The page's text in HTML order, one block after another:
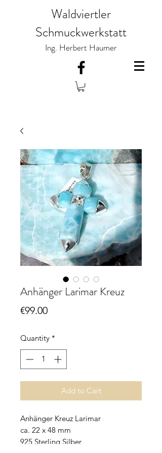
Waldviertler
Schmuckwerkstatt
Ing. Herbert Haumer
Anhänger Larimar Kreuz
€99.00Price
Quantity *
Add to Cart
Anhänger Kreuz Larimar
ca. 22 x 48 mm
925 Sterling Silber